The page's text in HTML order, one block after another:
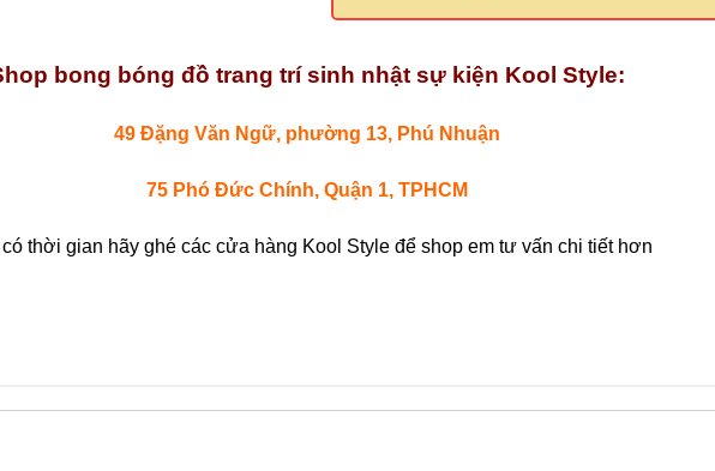
bong bóng đồ trang trí sinh nhật sự kiện Kool Style:
49 Đặng Văn Ngữ, phường 13, Phú Nhuận
75 Phó Đức Chính, Quận 1, TPHCM
có thời gian hãy ghé các cửa hàng Kool Style để shop em tư vấn chi tiết hơn